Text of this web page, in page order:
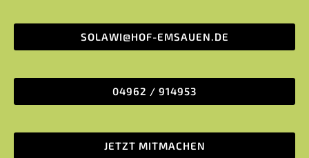
SOLAWI@HOF-EMSAUEN.DE
04962 / 914953
JETZT MITMACHEN